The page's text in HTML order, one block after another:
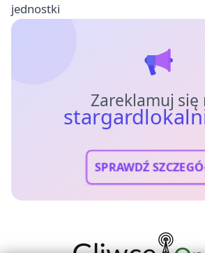
jednostki
Zareklamuj się
SPRAWDŹ